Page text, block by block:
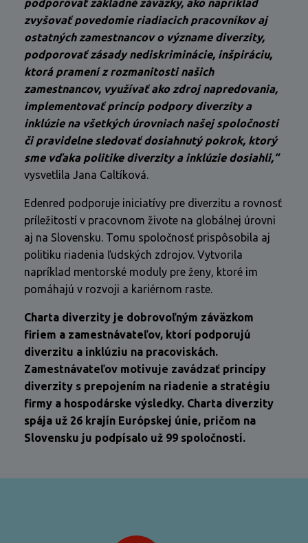
podporovať základné záväzky, ako napríklad
zvyšovať povedomie riadiacich pracovníkov aj
ostatných zamestnancov o význame diverzity,
podporovať zásady nediskriminácie, inšpiráciu,
ktorá pramení z rozmanitosti našich
zamestnancov, využívať ako zdroj napredovania,
implementovať princíp podpory diverzity a
inklúzie na všetkých úrovniach našej spoločnosti
či pravidelne sledovať dosiahnutý pokrok, ktorý
sme vďaka politike diverzity a inklúzie dosiahli,“
vysvetlila Jana Caltíková.
Edenred podporuje iniciatívy pre diverzitu a rovnosť
príležitostí v pracovnom živote na globálnej úrovni
aj na Slovensku. Tomu spoločnosť prispôsobila aj
politiku riadenia ľudských zdrojov. Vytvorila
napríklad mentorské moduly pre ženy, ktoré im
pomáhajú v rozvoji a kariérnom raste.
Charta diverzity je dobrovoľným záväzkom
firiem a zamestnávateľov, ktorí podporujú
diverzitu a inklúziu na pracoviskách.
Zamestnávateľov motivuje zavádzať princípy
diverzity s prepojením na riadenie a stratégiu
firmy a hospodárske výsledky. Charta diverzity
spája už 26 krajín Európskej únie, pričom na
Slovensku ju podpísalo už 99 spoločností.